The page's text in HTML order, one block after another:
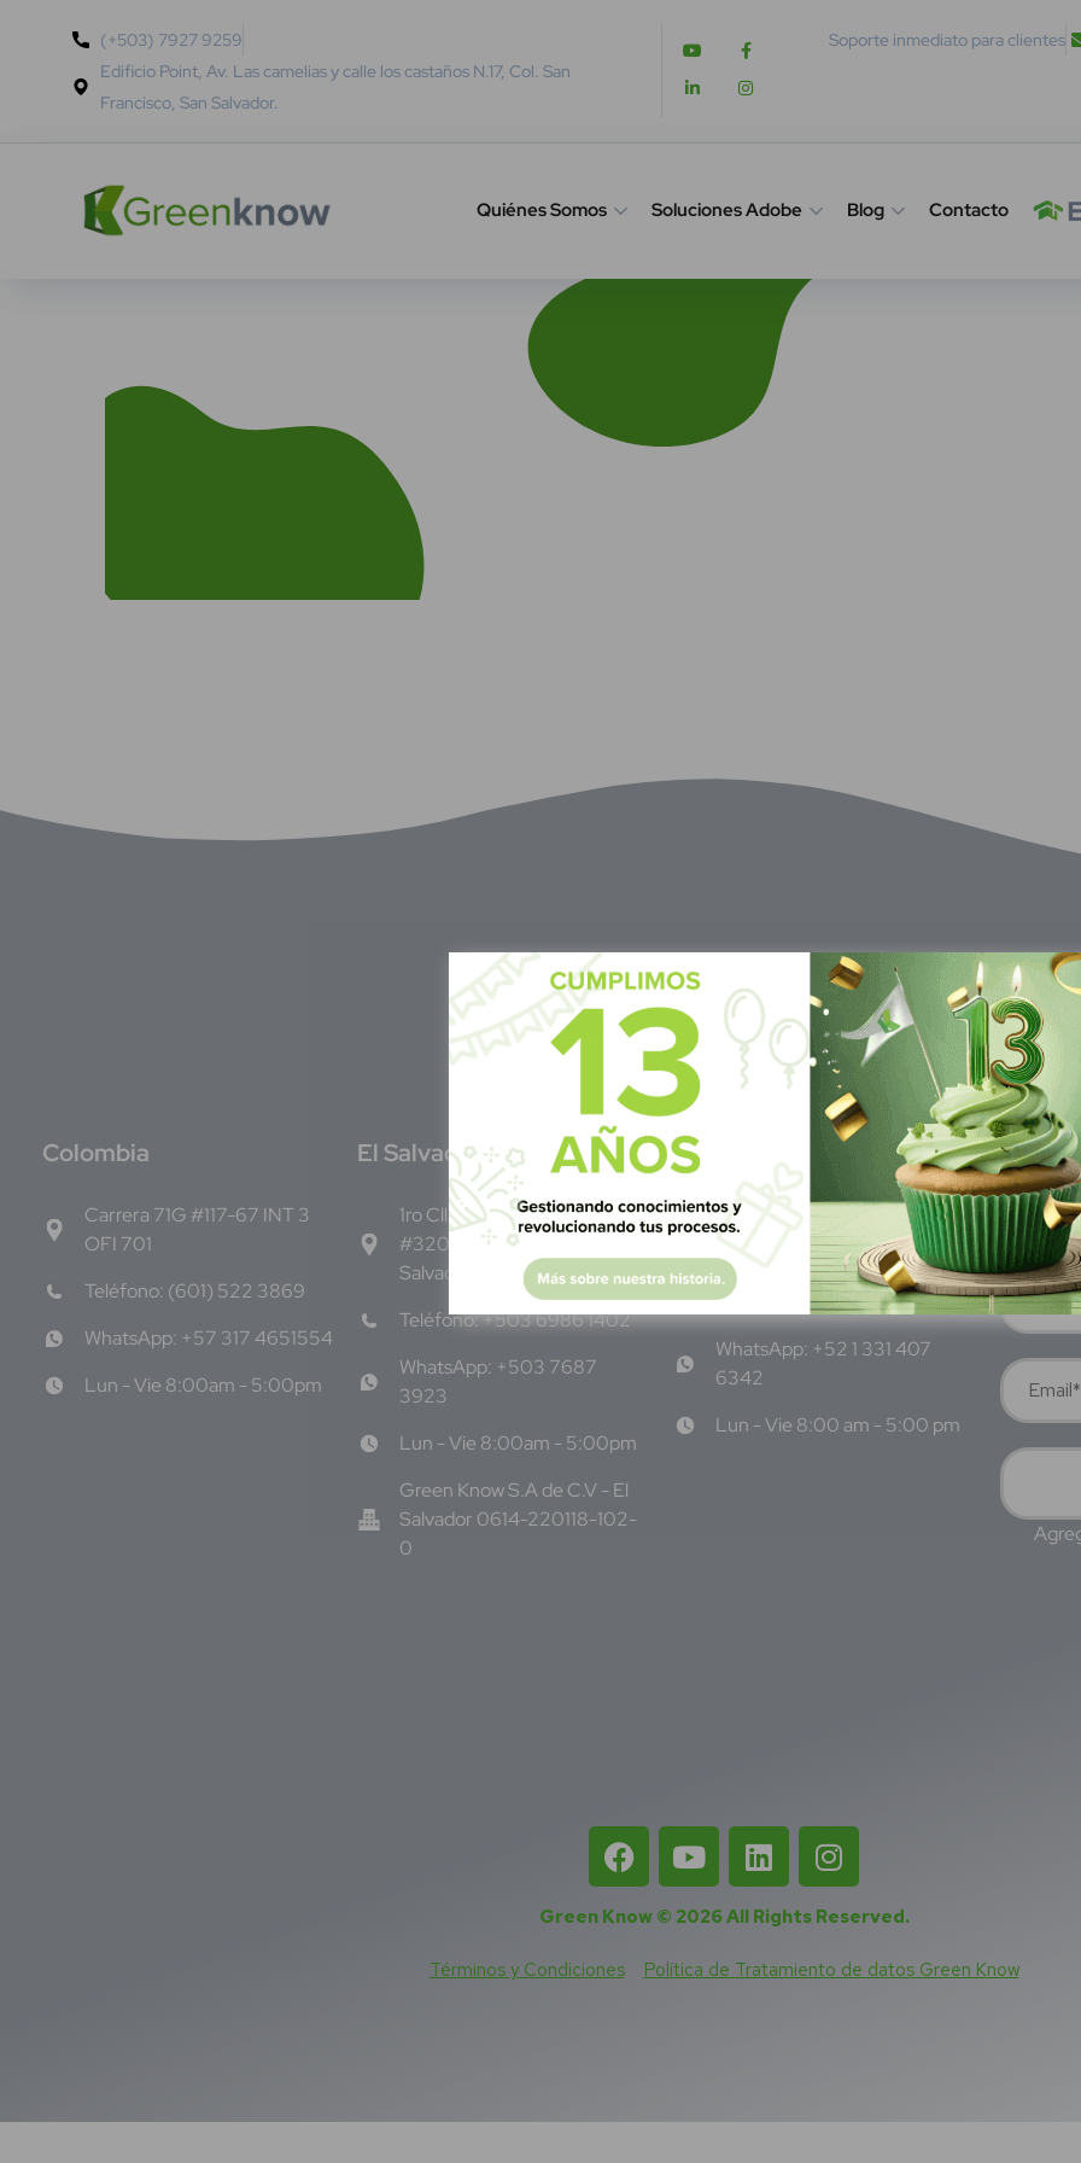
(+503) 7927 9259
Edificio Point, Av. Las camelias y calle los castaños N.17, Col. San
Francisco, San Salvador.
Soporte inmediato para clientes
Quiénes Somos Soluciones Adobe Blog Contacto
Colombia
Carrera 71G #117-67 INT 3
OFI 701
Teléfono: (601) 522 3869
WhatsApp: +57 317 4651554
Lun - Vie 8:00am - 5:00pm
El Salvador
1ro Cll Pte, y 61 Av Nte,
#3206, Local 9, San
Salvador Centro
Teléfono: +503 6986 1402
WhatsApp: +503 7687
3923
Lun - Vie 8:00am - 5:00pm
Green Know S.A de C.V - El
Salvador 0614-220118-102-
0
México
Calle Pitágoras 234, Col.
Narvarte Poniente, Alcaldía
Benito Juárez, C.P. 03020,
CDMX
WhatsApp: +52 1 331 407
6342
Lun - Vie 8:00 am - 5:00 pm
S
Green Know © 2026All Rights Reserved.
Términos y Condiciones Política de Tratamiento de datos Green Know